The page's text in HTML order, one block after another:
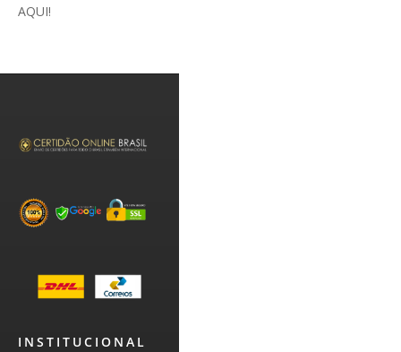
AQUI!
INSTITUCIONAL